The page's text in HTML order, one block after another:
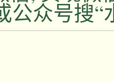
公众号搜“